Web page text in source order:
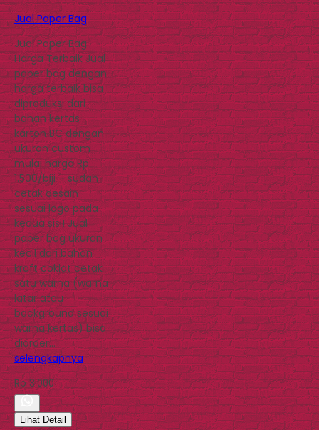
Jual Paper Bag
Jual Paper Bag
Harga Terbaik Jual
paper bag dengan
harga terbaik bisa
diproduksi dari
bahan kertas
karton BC dengan
ukuran custom
mulai harga Rp.
1.500/biji – sudah
cetak desain
sesuai logo pada
kedua sisi! Jual
paper bag ukuran
kecil dari bahan
kraft coklat cetak
satu warna (warna
latar atau
background sesuai
warna kertas) bisa
diorder…
selengkapnya
Rp 3.000
Lihat Detail